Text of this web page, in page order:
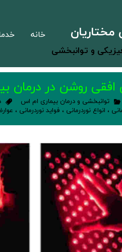
خانه مختاریان
و توانبخشی
افقی روشن در درمان
توانبخشی و درمان بیماری ام اس
، انواع نوردرمانی ، فواید نوردرمانی ،